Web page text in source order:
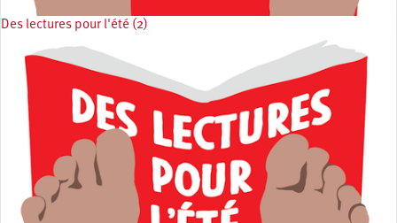
Des lectures pour l'été (2)